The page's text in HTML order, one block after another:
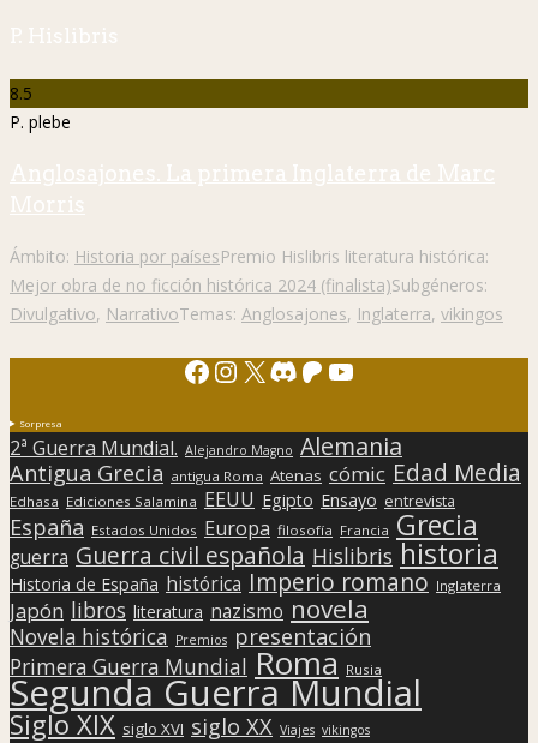
P. Hislibris
8.5
P. plebe
Anglosajones. La primera Inglaterra de Marc
Morris
Ámbito: Historia por paísesPremio Hislibris literatura histórica:
Mejor obra de no ficción histórica 2024 (finalista)Subgéneros:
Divulgativo, NarrativoTemas: Anglosajones, Inglaterra, vikingos
Facebook
Instagram
X Discord
Patreon
YouTube
Sorpresa
2ª Guerra Mundial. Alejandro Magno Alemania
Antigua Grecia antigua Roma Atenas cómic Edad Media
Edhasa Ediciones Salamina EEUU Egipto Ensayo entrevista
España Estados Unidos Europa filosofía Francia Grecia
guerra Guerra civil española Hislibris historia
Historia de España histórica Imperio romano Inglaterra
Japón libros literatura nazismo novela
Novela histórica Premios presentación
Primera Guerra Mundial Roma Rusia
Segunda Guerra Mundial
Siglo XIX siglo XVI siglo XX Viajes vikingos